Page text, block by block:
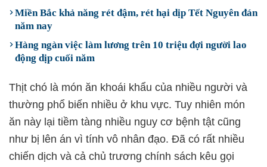
Miền Bắc khả năng rét đậm, rét hại dịp Tết Nguyên đán
năm nay
Hàng ngàn việc làm lương trên 10 triệu đợi người lao
động dịp cuối năm
Thịt chó là món ăn khoái khẩu của nhiều người và
thường phổ biến nhiều ở khu vực. Tuy nhiên món
ăn này lại tiềm tàng nhiều nguy cơ bệnh tật cũng
như bị lên án vì tính vô nhân đạo. Đã có rất nhiều
chiến dịch và cả chủ trương chính sách kêu gọi